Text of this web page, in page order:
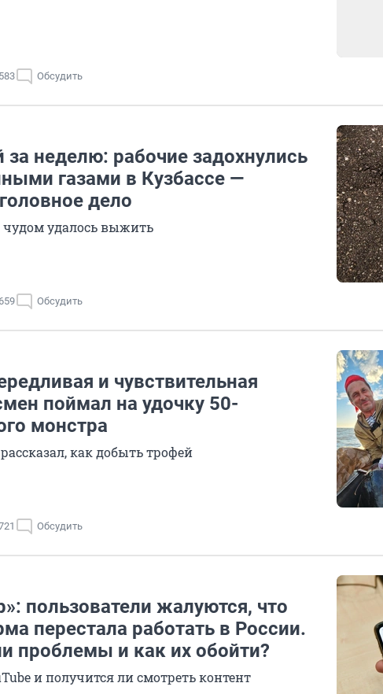
Обсудить
за неделю: рабочие задохнулись
газами в Кузбассе —
дело
чудом удалось выжить
Обсудить
и чувствительная
поймал на удочку 50-
монстра
как добыть трофей
Обсудить
пользователи жалуются, что
перестала работать в России.
проблемы и как их обойти?
и получится ли смотреть контент